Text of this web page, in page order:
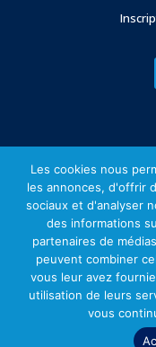
Les cookies nous
les annonces, d'offrir
sociaux et d'analyser
des informations
partenaires de
peuvent combiner
vous leur avez
utilisation de leurs
vous